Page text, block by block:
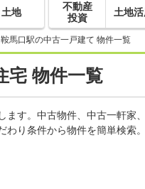
土地
不動産
投資
土地活
鞍馬口駅の中古一戸建て 物件一覧
宅 物件一覧
す。中古物件、中古一軒家
り条件から物件を簡単検索